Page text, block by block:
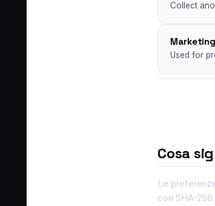
Collect
Marketing
Used for
Cosa
Le
con SHA-